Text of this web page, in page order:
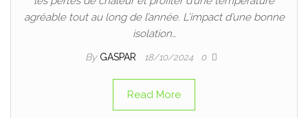
agréable tout au long de l’année. L’impact d’une bonne
isolation…
By GASPAR 18/10/2024 0
Read More